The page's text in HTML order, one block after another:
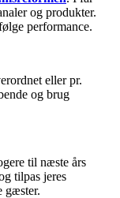
og produkter.
performance.
eller pr.
og brug
til næste års
tilpas jeres
gæster.